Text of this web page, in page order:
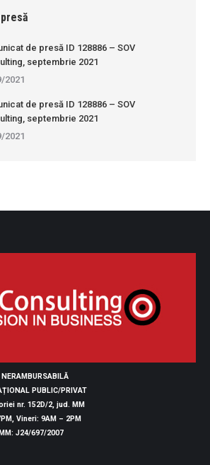
de presă ID 128886 – SOV
septembrie 2021
2021
de presă ID 128886 – SOV
septembrie 2021
2021
PUBLIC/PRIVAT
nr. 152D/2, jud. MM
Vineri: 9AM – 2PM
: J24/697/2007